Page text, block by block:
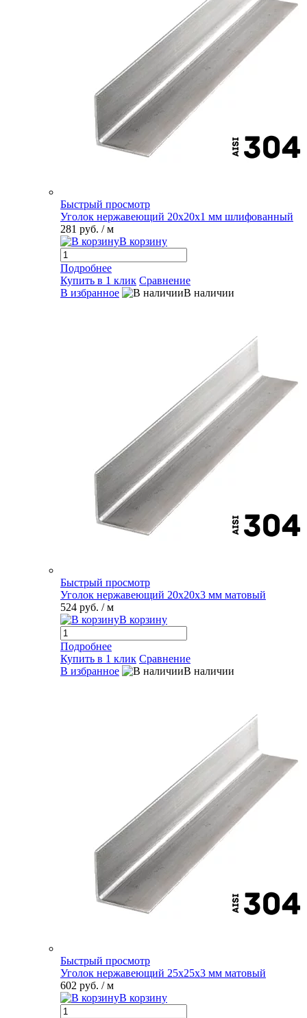
Быстрый просмотр
Уголок нержавеющий 20х20х1 мм шлифованный
281 руб. / м
В корзину
Подробнее
Купить в 1 клик Сравнение
В избранное
В наличии
Быстрый просмотр
Уголок нержавеющий 20х20х3 мм матовый
524 руб. / м
В корзину
Подробнее
Купить в 1 клик Сравнение
В избранное
В наличии
Быстрый просмотр
Уголок нержавеющий 25х25х3 мм матовый
602 руб. / м
В корзину